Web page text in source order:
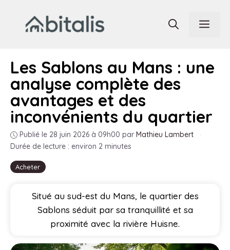
contenu
Acheter
Les Sablons au Mans : une
analyse complète des
avantages et des
inconvénients du quartier
Publié le 28 juin 2026 à 09h00 par Mathieu Lambert
·
Durée de lecture : environ 2 minutes
Situé au sud-est du Mans, le quartier des
Sablons séduit par sa tranquillité et sa
proximité avec la rivière Huisne.